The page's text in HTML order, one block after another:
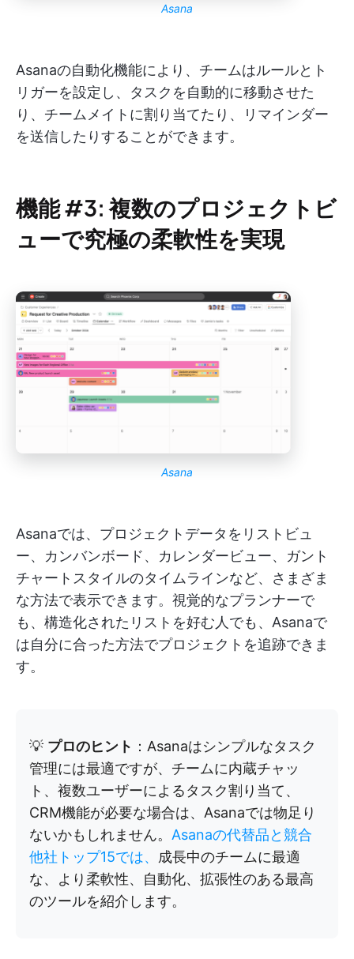
Asana
Asanaの自動化機能により、チームはルールとト
リガーを設定し、タスクを自動的に移動させた
り、チームメイトに割り当てたり、リマインダー
を送信したりすることができます。
機能 #3: 複数のプロジェクトビ
ューで究極の柔軟性を実現
Asana
Asanaでは、プロジェクトデータをリストビュ
ー、カンバンボード、カレンダービュー、ガント
チャートスタイルのタイムラインなど、さまざま
な方法で表示できます。視覚的なプランナーで
も、構造化されたリストを好む人でも、Asanaで
は自分に合った方法でプロジェクトを追跡できま
す。
💡 プロのヒント ：Asanaはシンプルなタスク
管理には最適ですが、チームに内蔵チャッ
ト、複数ユーザーによるタスク割り当て、
CRM機能が必要な場合は、Asanaでは物足り
ないかもしれません。 Asanaの代替品と競合
他社トップ15では、 成長中のチームに最適
な、より柔軟性、自動化、拡張性のある最高
のツールを紹介します。